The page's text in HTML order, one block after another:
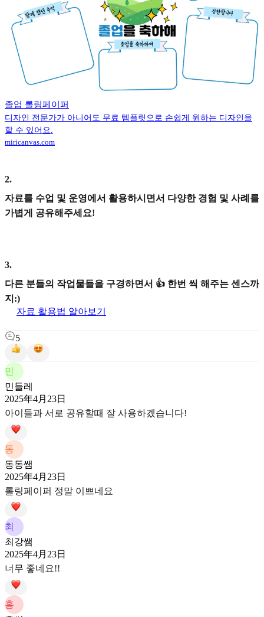
졸업 롤링페이퍼
디자인 전문가가 아니어도 무료 템플릿으로 손쉽게 원하는 디자인을
할 수 있어요.
miricanvas.com
2.
자료를 수업 및 운영에서 활용하시면서 다양한 경험 및 사례를
가볍게 공유해주세요!
3.
다른 분들의 작업물들을 구경하면서 👍 한번 씩 해주는 센스까
지:)
자료 활용법 알아보기
5
민
민들레
2025年4月23日
아이들과 서로 공유할때 잘 사용하겠습니다!
동
동동쌤
2025年4月23日
롤링페이퍼 정말 이쁘네요
최
최강쌤
2025年4月23日
너무 좋네요!!
홍